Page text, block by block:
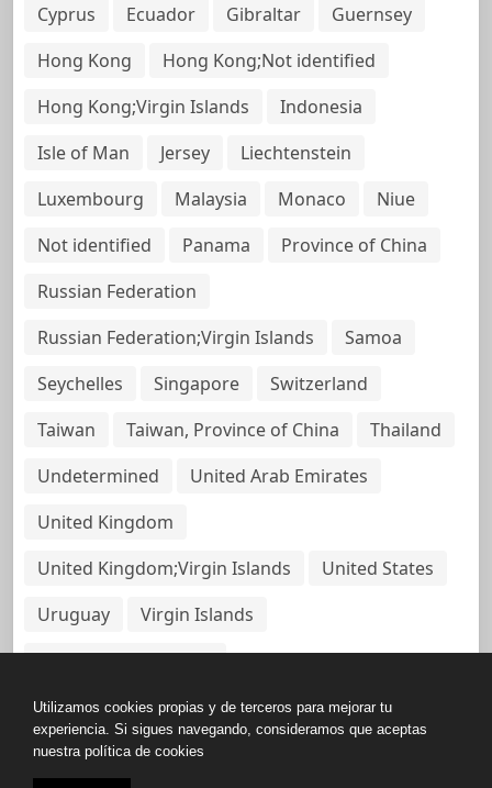
Cyprus
Ecuador Gibraltar
Guernsey
Hong Kong
Hong Kong;Not identified
Hong Kong;Virgin Islands
Indonesia
Isle of Man
Jersey
Liechtenstein
Luxembourg
Malaysia Monaco
Niue
Not identified
Panama
Province of China
Russian Federation
Russian Federation;Virgin Islands
Samoa
Seychelles
Singapore
Switzerland
Taiwan
Taiwan, Province of China
Thailand
Undetermined
United Arab Emirates
United Kingdom
United Kingdom;Virgin Islands
United States
Uruguay
Virgin Islands
Virgin Islands, British
Copyright © All rights reserved.
Utilizamos cookies propias y de terceros para mejorar tu
experiencia. Si sigues navegando, consideramos que aceptas
nuestra política de cookies